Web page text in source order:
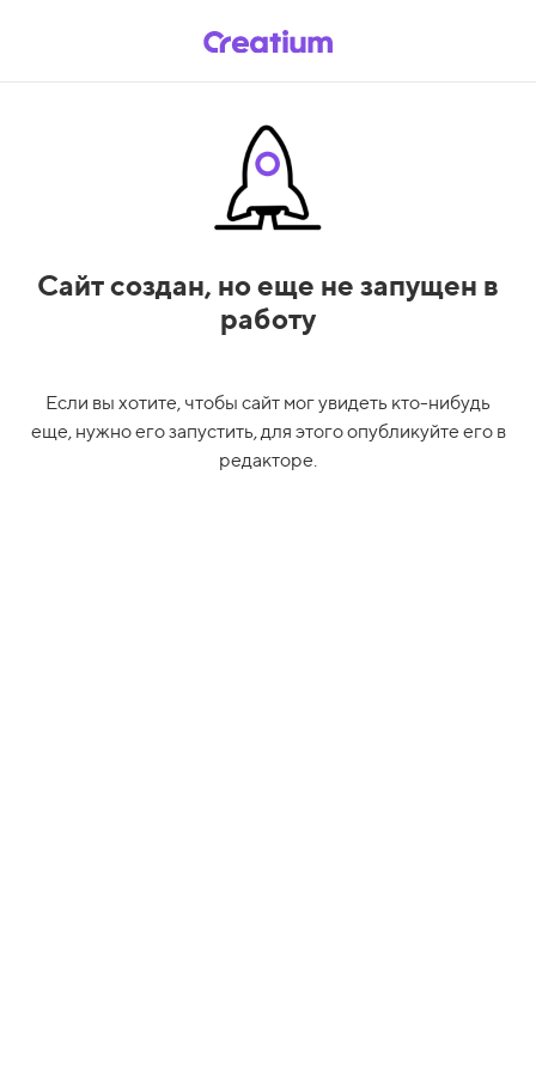
Сайт создан, но еще не запущен в
работу
Если вы хотите, чтобы сайт мог увидеть кто-нибудь
еще, нужно его запустить, для этого опубликуйте его в
редакторе.